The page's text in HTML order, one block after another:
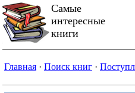
Самые
интересные
книги
Главная · Поиск книг ·